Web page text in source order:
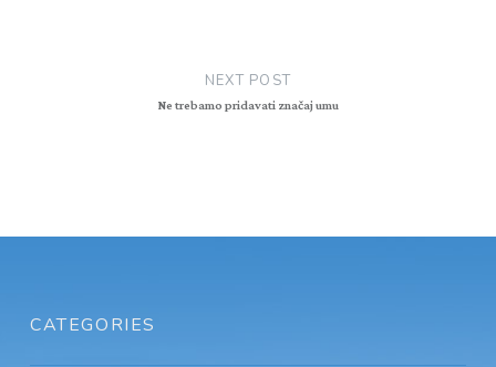
NEXT POST
Ne trebamo pridavati značaj umu
CATEGORIES